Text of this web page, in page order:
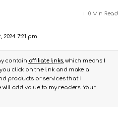
7:21 pm
0 Min Read
contain affiliate links, which means I
click on the link and make a
products or services that I
add value to my readers. Your